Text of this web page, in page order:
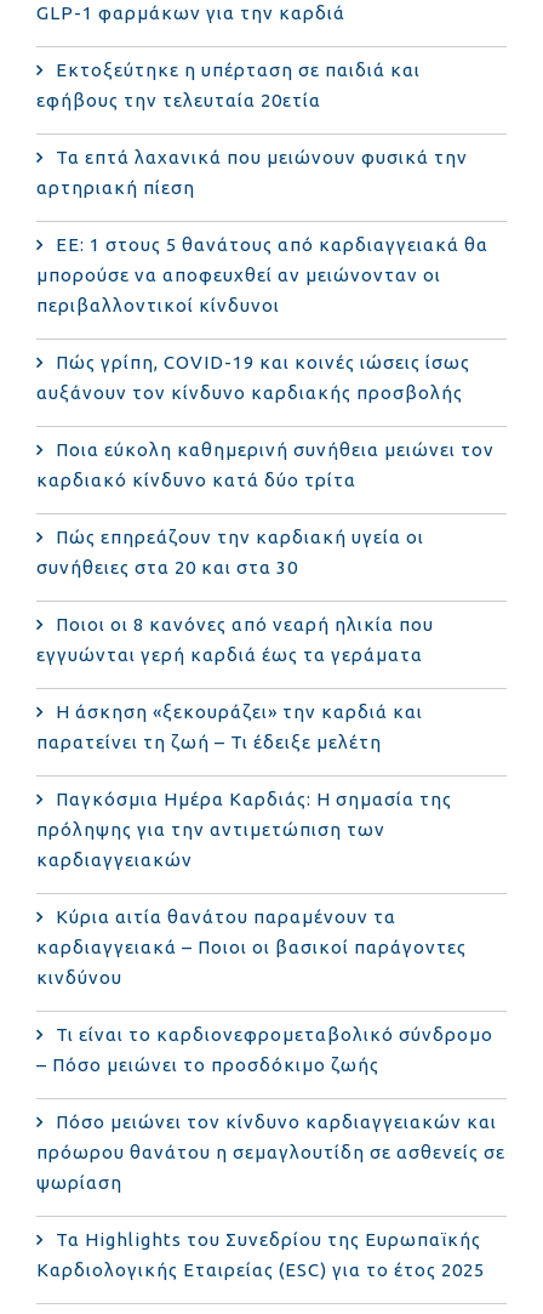
GLP-1 φαρμάκων για την καρδιά
Εκτοξεύτηκε η υπέρταση σε παιδιά και
εφήβους την τελευταία 20ετία
Τα επτά λαχανικά που μειώνουν φυσικά την
αρτηριακή πίεση
ΕΕ: 1 στους 5 θανάτους από καρδιαγγειακά θα
μπορούσε να αποφευχθεί αν μειώνονταν οι
περιβαλλοντικοί κίνδυνοι
Πώς γρίπη, COVID-19 και κοινές ιώσεις ίσως
αυξάνουν τον κίνδυνο καρδιακής προσβολής
Ποια εύκολη καθημερινή συνήθεια μειώνει τον
καρδιακό κίνδυνο κατά δύο τρίτα
Πώς επηρεάζουν την καρδιακή υγεία οι
συνήθειες στα 20 και στα 30
Ποιοι οι 8 κανόνες από νεαρή ηλικία που
εγγυώνται γερή καρδιά έως τα γεράματα
Η άσκηση «ξεκουράζει» την καρδιά και
παρατείνει τη ζωή – Τι έδειξε μελέτη
Παγκόσμια Ημέρα Καρδιάς: Η σημασία της
πρόληψης για την αντιμετώπιση των
καρδιαγγειακών
Κύρια αιτία θανάτου παραμένουν τα
καρδιαγγειακά – Ποιοι οι βασικοί παράγοντες
κινδύνου
Τι είναι το καρδιονεφρομεταβολικό σύνδρομο
– Πόσο μειώνει το προσδόκιμο ζωής
Πόσο μειώνει τον κίνδυνο καρδιαγγειακών και
πρόωρου θανάτου η σεμαγλουτίδη σε ασθενείς σε
ψωρίαση
Τα Highlights του Συνεδρίου της Ευρωπαϊκής
Καρδιολογικής Εταιρείας (ESC) για το έτος 2025